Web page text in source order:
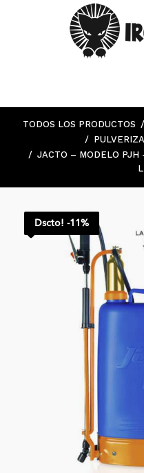
TODOS LOS PRODUCTOS
JACTO – MODELO PJH
Dscto! -11%